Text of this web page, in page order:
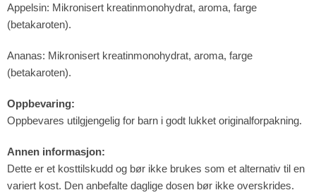
Appelsin: Mikronisert kreatinmonohydrat, aroma, farge
(betakaroten).
Ananas: Mikronisert kreatinmonohydrat, aroma, farge
(betakaroten).
Oppbevaring:
Oppbevares utilgjengelig for barn i godt lukket originalforpakning.
Annen informasjon:
Dette er et kosttilskudd og bør ikke brukes som et alternativ til en
variert kost. Den anbefalte daglige dosen bør ikke overskrides.